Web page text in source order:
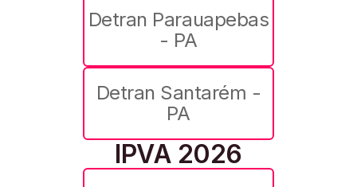
Detran Parauapebas
- PA
Detran Santarém -
PA
IPVA 2026